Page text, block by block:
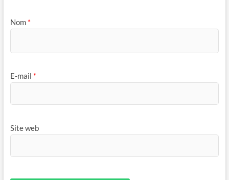
Nom *
E-mail *
Site web